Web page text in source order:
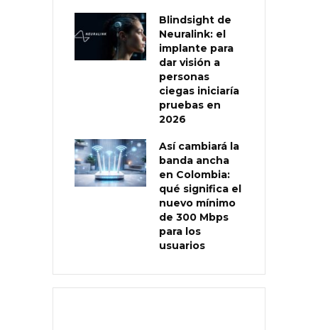
Blindsight de
Neuralink: el
implante para
dar visión a
personas
ciegas iniciaría
pruebas en
2026
Así cambiará la
banda ancha
en Colombia:
qué significa el
nuevo mínimo
de 300 Mbps
para los
usuarios